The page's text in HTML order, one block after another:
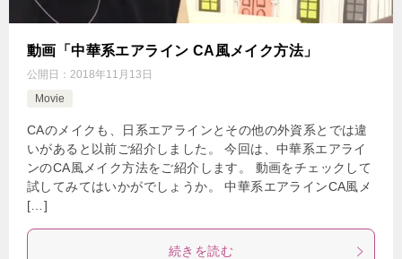
動画「中華系エアライン CA風メイク方法」
公開日： 2018年11月13日
Movie
CAのメイクも、日系エアラインとその他の外資系とでは違
いがあると以前ご紹介しました。 今回は、中華系エアライ
ンのCA風メイク方法をご紹介します。 動画をチェックして
試してみてはいかがでしょうか。 中華系エアラインCA風メ
[…]
続きを読む